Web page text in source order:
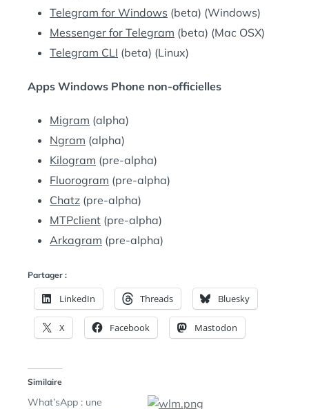
Telegram for Windows (beta) (Windows)
Messenger for Telegram (beta) (Mac OSX)
Telegram CLI (beta) (Linux)
Apps Windows Phone non-officielles
Migram (alpha)
Ngram (alpha)
Kilogram (pre-alpha)
Fluorogram (pre-alpha)
Chatz (pre-alpha)
MTPclient (pre-alpha)
Arkagram (pre-alpha)
Partager :
LinkedIn Threads Bluesky
X Facebook Mastodon
Similaire
What’sApp : une